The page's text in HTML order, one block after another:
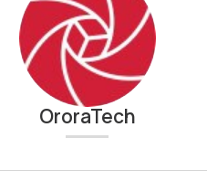
OroraTech